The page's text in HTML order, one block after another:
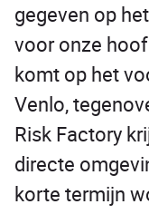
gegeven op
voor onze
komt op het
Venlo,
Risk Factory
directe
korte termijn